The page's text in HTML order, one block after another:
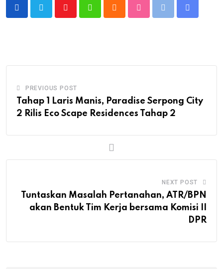
PREVIOUS POST
Tahap 1 Laris Manis, Paradise Serpong City
2 Rilis Eco Scape Residences Tahap 2
NEXT POST
Tuntaskan Masalah Pertanahan, ATR/BPN
akan Bentuk Tim Kerja bersama Komisi II
DPR